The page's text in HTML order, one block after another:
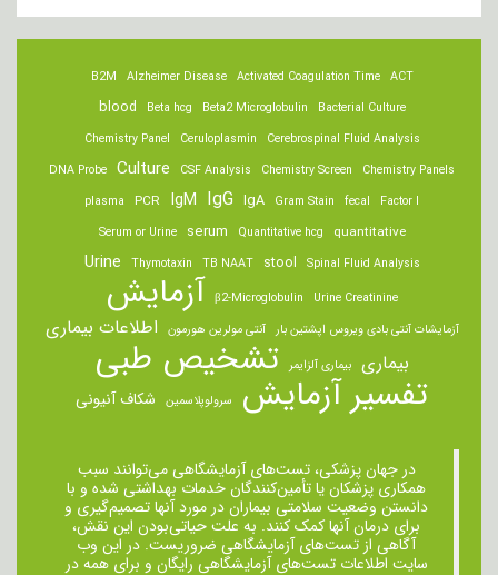
ACT
Activated Coagulation Time
Alzheimer Disease
B2M
Bacterial Culture
Beta2 Microglobulin
Beta hcg
blood
Cerebrospinal Fluid Analysis
Ceruloplasmin
Chemistry Panel
Chemistry Panels
Chemistry Screen
CSF Analysis
Culture
DNA Probe
Factor I
fecal
Gram Stain
IgA
IgG
IgM
PCR
plasma
quantitative
Quantitative hcg
serum
Serum or Urine
Spinal Fluid Analysis
stool
TB NAAT
Thymotaxin
Urine
Urine Creatinine
β2-Microglobulin آزمایش
آزمایشات آنتی بادی ویروس اپشتین بار آنتی مولرین هورمون اطلاعات بیماری
بیماری بیماری آلزایمر تشخیص طبی
تفسیر آزمایش سرولوپلاسمین شکاف آنیونی
در جهان پزشکی، تست‌های آزمایشگاهی می‌توانند سبب
همکاری پزشکان یا تأمین‌کنندگان خدمات بهداشتی شده و با
دانستن وضعیت سلامتی بیماران در مورد آنها تصمیم‌گیری و
برای درمان ‌آنها کمک کنند. به علت حیاتی‌بودن این نقش،
آگاهی از تست‌های آزمایشگاهی ضروریست. در این وب
سایت اطلاعات تست‌های آزمایشگاهی رایگان و برای همه در